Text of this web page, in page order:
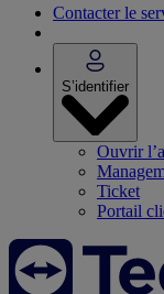
Contacter le
S’identifier
Ouvrir
Ticket
Portail